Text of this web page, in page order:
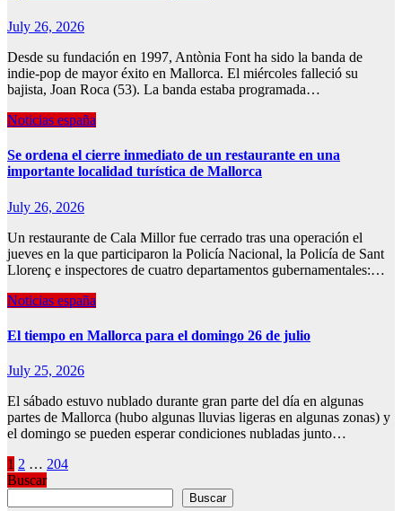
July 26, 2026
Desde su fundación en 1997, Antònia Font ha sido la banda de
indie-pop de mayor éxito en Mallorca. El miércoles falleció su
bajista, Joan Roca (53). La banda estaba programada…
Noticias españa
Se ordena el cierre inmediato de un restaurante en una
importante localidad turística de Mallorca
July 26, 2026
Un restaurante de Cala Millor fue cerrado tras una operación el
jueves en la que participaron la Policía Nacional, la Policía de Sant
Llorenç e inspectores de cuatro departamentos gubernamentales:…
Noticias españa
El tiempo en Mallorca para el domingo 26 de julio
July 25, 2026
El sábado estuvo nublado durante gran parte del día en algunas
partes de Mallorca (hubo algunas lluvias ligeras en algunas zonas) y
el domingo se pueden esperar condiciones nubladas junto…
Posts
pagination
1 2 … 204
Buscar
Buscar